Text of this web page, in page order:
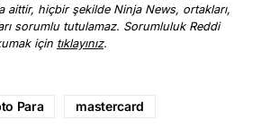
aittir, hiçbir şekilde Ninja News, ortakları,
sorumlu tutulamaz. Sorumluluk Reddi
için tıklayınız.
Para mastercard